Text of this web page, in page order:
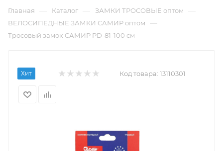
Главная — Каталог — ЗАМКИ ТРОСОВЫЕ оптом —
ВЕЛОСИПЕДНЫЕ ЗАМКИ САМИР оптом —
Тросовый замок САМИР PD-81-100 см
Хит Код товара: 13110301